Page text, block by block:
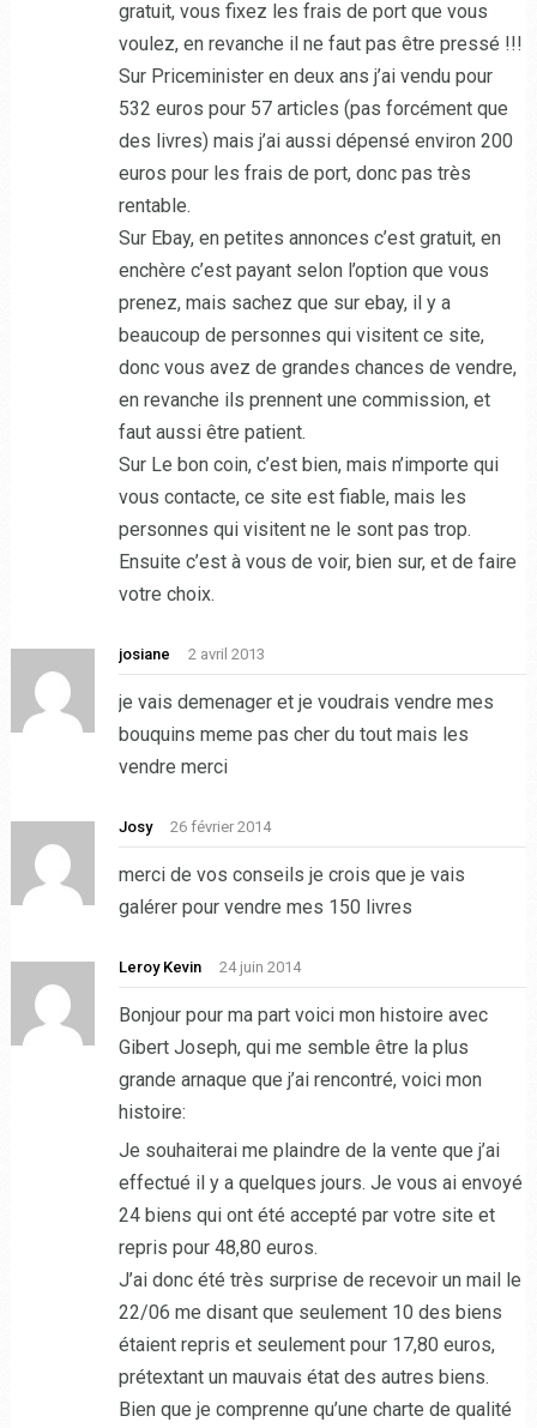
gratuit, vous fixez les frais de port que vous
voulez, en revanche il ne faut pas être pressé !!!
Sur Priceminister en deux ans j’ai vendu pour
532 euros pour 57 articles (pas forcément que
des livres) mais j’ai aussi dépensé environ 200
euros pour les frais de port, donc pas très
rentable.
Sur Ebay, en petites annonces c’est gratuit, en
enchère c’est payant selon l’option que vous
prenez, mais sachez que sur ebay, il y a
beaucoup de personnes qui visitent ce site,
donc vous avez de grandes chances de vendre,
en revanche ils prennent une commission, et
faut aussi être patient.
Sur Le bon coin, c’est bien, mais n’importe qui
vous contacte, ce site est fiable, mais les
personnes qui visitent ne le sont pas trop.
Ensuite c’est à vous de voir, bien sur, et de faire
votre choix.
josiane 2 avril 2013
je vais demenager et je voudrais vendre mes
bouquins meme pas cher du tout mais les
vendre merci
Josy 26 février 2014
merci de vos conseils je crois que je vais
galérer pour vendre mes 150 livres
Leroy Kevin 24 juin 2014
Bonjour pour ma part voici mon histoire avec
Gibert Joseph, qui me semble être la plus
grande arnaque que j’ai rencontré, voici mon
histoire:
Je souhaiterai me plaindre de la vente que j’ai
effectué il y a quelques jours. Je vous ai envoyé
24 biens qui ont été accepté par votre site et
repris pour 48,80 euros.
J’ai donc été très surprise de recevoir un mail le
22/06 me disant que seulement 10 des biens
étaient repris et seulement pour 17,80 euros,
prétextant un mauvais état des autres biens.
Bien que je comprenne qu’une charte de qualité